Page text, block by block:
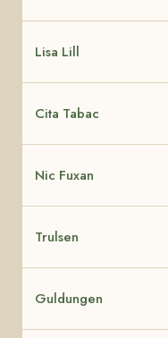
Lisa Lill
Cita Tabac
Nic Fuxan
Trulsen
Guldungen